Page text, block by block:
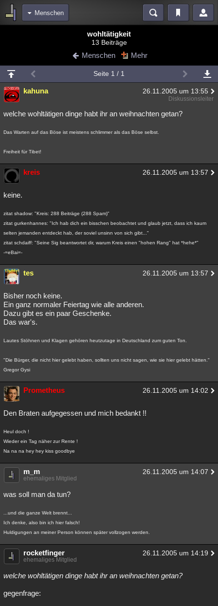
Menschen
Blogs
Chat Wiki Neuigkeiten
meine Rubriken
Menschen Mystery Kriminalfälle
Spiritualität Verschwörungen Technologie Ufologie
Natur Umfragen Unterhaltung
Astronomie
Musik
Übersichten
Schlüsselwörter
wohltätigkeit
13 Beiträge
Menschen Mehr
Seite 1 / 1
kahuna 26.11.2005 um 13:55
Diskussionsleiter
welche wohltätigen dinge habt ihr an weihnachten getan?
Das Warten auf das Böse ist meistens schlimmer als das Böse selbst.
Freiheit für Tibet!
kreis 26.11.2005 um 13:57
keine.
zitat shadow: "Kreis: 288 Beiträge (288 Spam)"
zitat gurkenhannes: "Ich hab dich ein bisschen beobachtet und glaub jetzt, dass ich kaum
selten jemanden entdeckt hab, der soviel unsinn von sich gibt..."
zitat schdaiff: "Seine Sig beantwortet dir, warum Kreis einen "hohen Rang" hat *hehe*"
-=eBai=-
tes 26.11.2005 um 13:57
Bisher noch keine.
Ein ganz normaler Feiertag wie alle anderen.
Dazu gibt es ein paar Geschenke.
Das war's.
Lautes Stöhnen und Klagen gehören heutzutage in Deutschland zum guten Ton.
"Die Bürger, die nicht hier gelebt haben, sollten uns nicht sagen, wie sie hier gelebt hätten."
Gregor Gysi
Prometheus 26.11.2005 um 14:02
Den Braten aufgegessen und mich bedankt !!
Heul doch !
Wieder ein Tag näher zur Rente !
Na na na hey hey kiss goodbye
m_m 26.11.2005 um 14:07
ehemaliges Mitglied
was soll man da tun?
...und die ganze Welt brennt...
Ich denke, also bin ich hier falsch!
Huldigungen an meiner Person können später vollzogen werden.
rocketfinger 26.11.2005 um 14:19
ehemaliges Mitglied
welche wohltätigen dinge habt ihr an weihnachten getan?
gegenfrage: